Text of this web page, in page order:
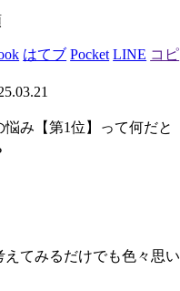
はてブ Pocket LINE コピ
悩み【第1位】って何だと
えてみるだけでも色々思い